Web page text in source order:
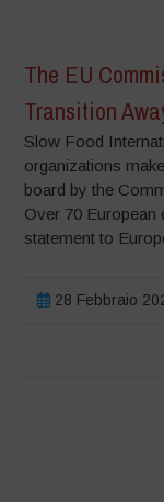
The EU
Transition
Slow Food
organizations
board by the
Over 70 European
statement to
28 Febbraio